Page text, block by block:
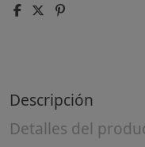
Descripción
Detalles del